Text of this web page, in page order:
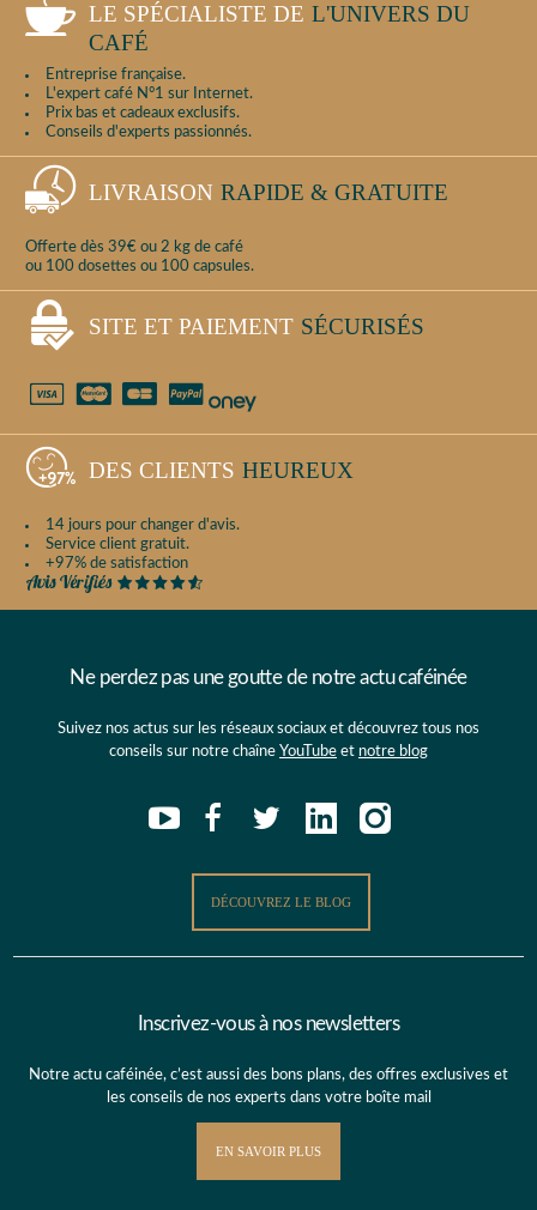
LE SPÉCIALISTE DE L'UNIVERS DU
CAFÉ
Entreprise française.
L'expert café N°1 sur Internet.
Prix bas et cadeaux exclusifs.
Conseils d'experts passionnés.
LIVRAISON RAPIDE & GRATUITE
Offerte dès 39€ ou 2 kg de café
ou 100 dosettes ou 100 capsules.
SITE ET PAIEMENT SÉCURISÉS
DES CLIENTS HEUREUX
14 jours pour changer d'avis.
Service client gratuit.
+97% de satisfaction
Ne perdez pas une goutte de notre actu caféinée
Suivez nos actus sur les réseaux sociaux et découvrez tous nos
conseils sur notre chaîne YouTube et notre blog
DÉCOUVREZ LE BLOG
Inscrivez-vous à nos newsletters
Notre actu caféinée, c’est aussi des bons plans, des offres exclusives et
les conseils de nos experts dans votre boîte mail
EN SAVOIR PLUS